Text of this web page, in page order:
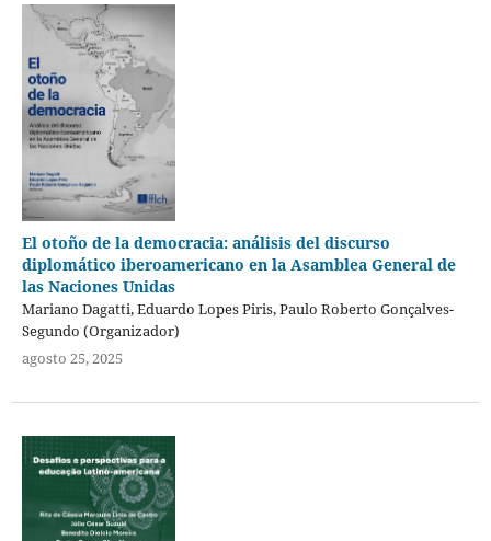
El otoño de la democracia: análisis del discurso
diplomático iberoamericano en la Asamblea General de
las Naciones Unidas
Mariano Dagatti, Eduardo Lopes Piris, Paulo Roberto Gonçalves-
Segundo (Organizador)
agosto 25, 2025